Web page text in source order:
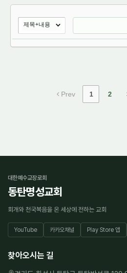
Prev 1 2
대한예수교장로회
동탄명성교회
회개와 천국복음을 온 세상에 전하는 교회
YouTube 카카오채널 Play Store 앱
찾아오시는 길